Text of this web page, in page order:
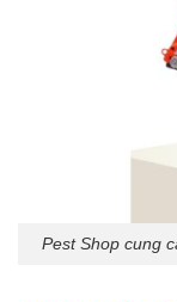
Pest Shop cung